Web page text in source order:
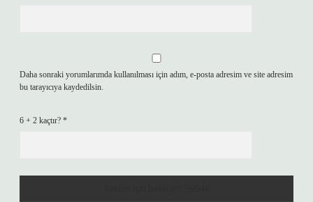
Daha sonraki yorumlarımda kullanılması için adım, e-posta adresim ve site adresim
bu tarayıcıya kaydedilsin.
6 + 2 kaçtır? *